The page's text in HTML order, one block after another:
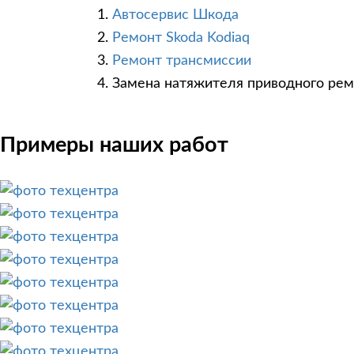
Автосервис Шкода
Ремонт Skoda Kodiaq
Ремонт трансмиссии
Замена натяжителя приводного
Примеры наших работ